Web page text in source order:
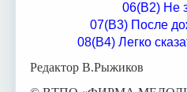
06(В2) Не
07(В3) После
08(В4) Легко
Редактор В.Рыжиков